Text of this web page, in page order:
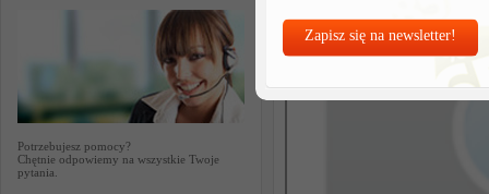
Zapisz się na newsletter!
Potrzebujesz pomocy?
Chętnie odpowiemy na wszystkie Twoje
pytania.